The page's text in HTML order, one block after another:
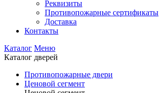
Реквизиты
Противопожарные сертификаты
Доставка
Контакты
Каталог Меню
Каталог дверей
Противопожарные двери
Ценовой сегмент